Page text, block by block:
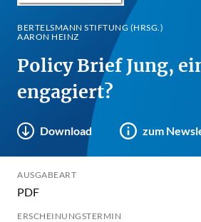
BERTELSMANN STIFTUNG (HRSG.)
AARON HEINZ
Policy Brief Jung,
engagiert?
Download zum
AUSGABEART
PDF
ERSCHEINUNGSTERMIN